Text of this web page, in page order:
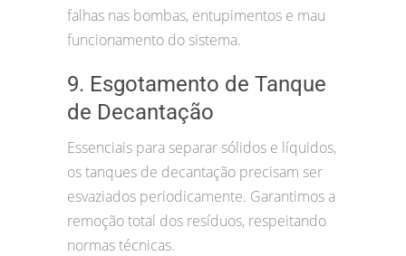
falhas nas bombas, entupimentos e mau
funcionamento do sistema.
9. Esgotamento de Tanque
de Decantação
Essenciais para separar sólidos e líquidos,
os tanques de decantação precisam ser
esvaziados periodicamente. Garantimos a
remoção total dos resíduos, respeitando
normas técnicas.